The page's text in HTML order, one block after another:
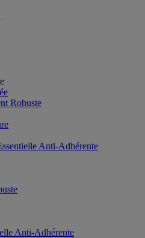
Robuste
Anti-Adhérente
Anti-Adhérente